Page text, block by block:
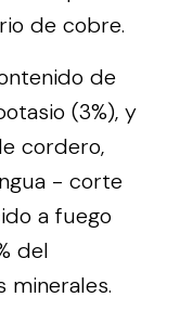
de cobre.
de
(3%), y
cordero,
- corte
a fuego
del
minerales.